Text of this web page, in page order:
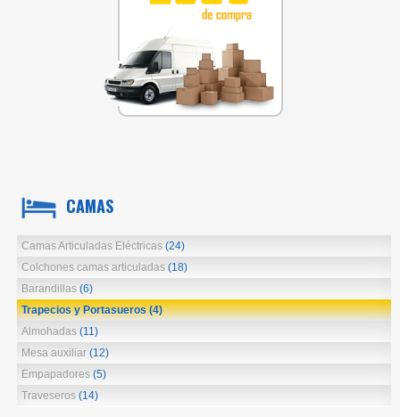
CAMAS
Camas Articuladas Eléctricas (24)
Colchones camas articuladas (18)
Barandillas (6)
Trapecios y Portasueros(4)
Almohadas (11)
Mesa auxiliar (12)
Empapadores (5)
Traveseros (14)